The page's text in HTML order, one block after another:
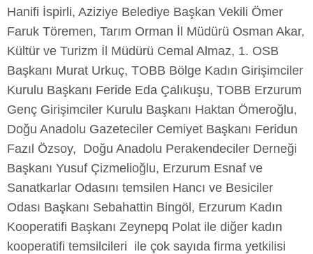
Hanifi İspirli, Aziziye Belediye Başkan Vekili Ömer
Faruk Töremen, Tarım Orman İl Müdürü Osman Akar,
Kültür ve Turizm İl Müdürü Cemal Almaz, 1. OSB
Başkanı Murat Urkuç, TOBB Bölge Kadın Girişimciler
Kurulu Başkanı Feride Eda Çalıkuşu, TOBB Erzurum
Genç Girişimciler Kurulu Başkanı Haktan Ömeroğlu,
Doğu Anadolu Gazeteciler Cemiyet Başkanı Feridun
Fazıl Özsoy, Doğu Anadolu Perakendeciler Derneği
Başkanı Yusuf Çizmelioğlu, Erzurum Esnaf ve
Sanatkarlar Odasını temsilen Hancı ve Besiciler
Odası Başkanı Sebahattin Bingöl, Erzurum Kadın
Kooperatifi Başkanı Zeynepq Polat ile diğer kadın
kooperatifi temsilcileri ile çok sayıda firma yetkilisi